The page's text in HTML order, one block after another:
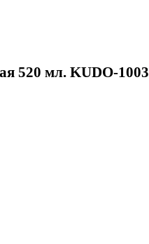
520 мл. KUDO-1003